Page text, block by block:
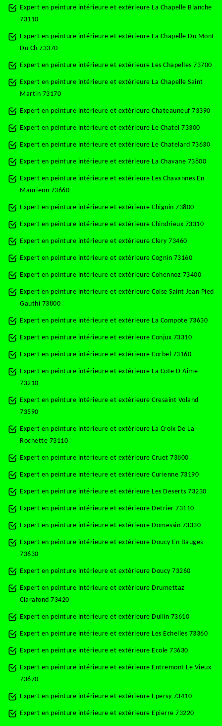
Expert en peinture intérieure et extérieure La Chapelle Blanche
73110
Expert en peinture intérieure et extérieure La Chapelle Du Mont
Du Ch 73370
Expert en peinture intérieure et extérieure Les Chapelles 73700
Expert en peinture intérieure et extérieure La Chapelle Saint
Martin 73170
Expert en peinture intérieure et extérieure Chateauneuf 73390
Expert en peinture intérieure et extérieure Le Chatel 73300
Expert en peinture intérieure et extérieure Le Chatelard 73630
Expert en peinture intérieure et extérieure La Chavane 73800
Expert en peinture intérieure et extérieure Les Chavannes En
Maurienn 73660
Expert en peinture intérieure et extérieure Chignin 73800
Expert en peinture intérieure et extérieure Chindrieux 73310
Expert en peinture intérieure et extérieure Clery 73460
Expert en peinture intérieure et extérieure Cognin 73160
Expert en peinture intérieure et extérieure Cohennoz 73400
Expert en peinture intérieure et extérieure Coise Saint Jean Pied
Gauthi 73800
Expert en peinture intérieure et extérieure La Compote 73630
Expert en peinture intérieure et extérieure Conjux 73310
Expert en peinture intérieure et extérieure Corbel 73160
Expert en peinture intérieure et extérieure La Cote D Aime
73210
Expert en peinture intérieure et extérieure Cresaint Voland
73590
Expert en peinture intérieure et extérieure La Croix De La
Rochette 73110
Expert en peinture intérieure et extérieure Cruet 73800
Expert en peinture intérieure et extérieure Curienne 73190
Expert en peinture intérieure et extérieure Les Deserts 73230
Expert en peinture intérieure et extérieure Detrier 73110
Expert en peinture intérieure et extérieure Domessin 73330
Expert en peinture intérieure et extérieure Doucy En Bauges
73630
Expert en peinture intérieure et extérieure Doucy 73260
Expert en peinture intérieure et extérieure Drumettaz
Clarafond 73420
Expert en peinture intérieure et extérieure Dullin 73610
Expert en peinture intérieure et extérieure Les Echelles 73360
Expert en peinture intérieure et extérieure Ecole 73630
Expert en peinture intérieure et extérieure Entremont Le Vieux
73670
Expert en peinture intérieure et extérieure Epersy 73410
Expert en peinture intérieure et extérieure Epierre 73220